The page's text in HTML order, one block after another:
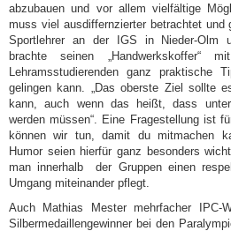
abzubauen und vor allem vielfältige
muss viel ausdiffernzierter betrachtet und
Sportlehrer an der IGS in Nieder-Olm
brachte seinen „Handwerkskoffer“
Lehramsstudierenden ganz praktische
gelingen kann. „Das oberste Ziel sollte
kann, auch wenn das heißt, dass
werden müssen“. Eine Fragestellung ist
können wir tun, damit du mitmachen
Humor seien hierfür ganz besonders
man innerhalb der Gruppen einen
Umgang miteinander pflegt.
Auch Mathias Mester mehrfacher IPC-
Silbermedaillengewinner bei den